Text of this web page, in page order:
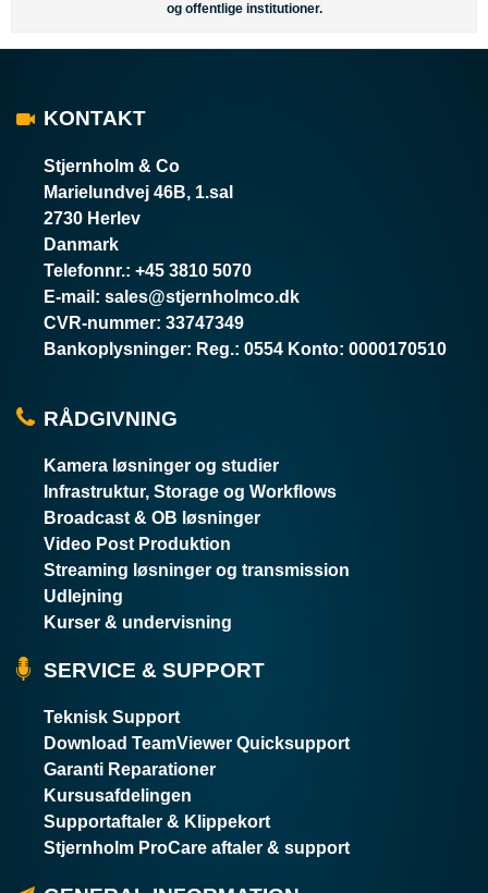
og offentlige institutioner.
KONTAKT
Stjernholm & Co
Marielundvej 46B, 1.sal
2730 Herlev
Danmark
Telefonnr.: +45 3810 5070
E-mail : sales@stjernholmco.dk
CVR-nummer: 33747349
Bankoplysninger: Reg.: 0554 Konto: 0000170510
RÅDGIVNING
Kamera løsninger og studier
Infrastruktur, Storage og Workflows
Broadcast & OB løsninger
Video Post Produktion
Streaming løsninger og transmission
Udlejning
Kurser & undervisning
SERVICE & SUPPORT
Teknisk Support
Download TeamViewer Quicksupport
Garanti Reparationer
Kursusafdelingen
Supportaftaler & Klippekort
Stjernholm ProCare aftaler & support